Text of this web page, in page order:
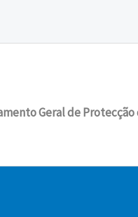
Geral de Protecção